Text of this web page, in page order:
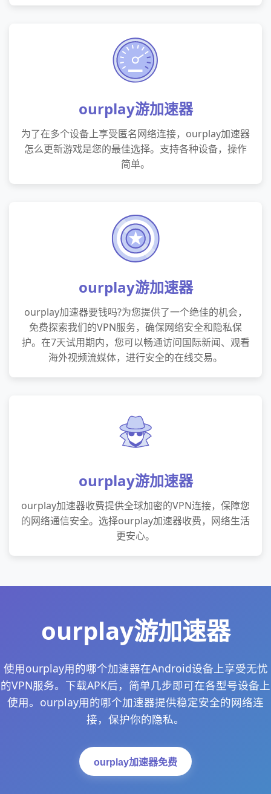
ourplay游加速器
为了在多个设备上享受匿名网络连接，ourplay加速器
怎么更新游戏是您的最佳选择。支持各种设备，操作
简单。
ourplay游加速器
ourplay加速器要钱吗?为您提供了一个绝佳的机会，
免费探索我们的VPN服务，确保网络安全和隐私保
护。在7天试用期内，您可以畅通访问国际新闻、观看
海外视频流媒体，进行安全的在线交易。
ourplay游加速器
ourplay加速器收费提供全球加密的VPN连接，保障您
的网络通信安全。选择ourplay加速器收费，网络生活
更安心。
ourplay游加速器
使用ourplay用的哪个加速器在Android设备上享受无忧
的VPN服务。下载APK后，简单几步即可在各型号设备上
使用。ourplay用的哪个加速器提供稳定安全的网络连
接，保护你的隐私。
ourplay加速器免费